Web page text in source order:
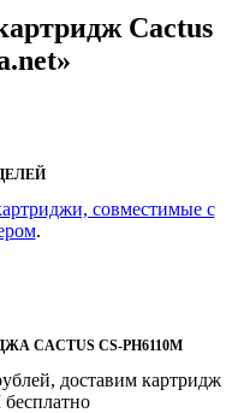
Cactus
совместимые с
.
CACTUS CS-PH6110M
доставим картридж